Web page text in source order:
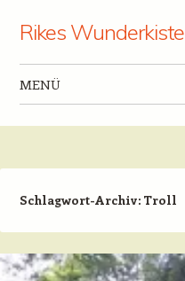
Rikes Wunderkiste
MENÜ
Schlagwort-Archiv: Troll